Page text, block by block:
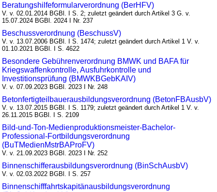
Beratungshilfeformularverordnung (BerHFV)
V. v. 02.01.2014 BGBl. I S. 2; zuletzt geändert durch Artikel 3 G. v.
15.07.2024 BGBl. 2024 I Nr. 237
Beschussverordnung (BeschussV)
V. v. 13.07.2006 BGBl. I S. 1474; zuletzt geändert durch Artikel 1 V. v.
01.10.2021 BGBl. I S. 4622
Besondere Gebührenverordnung BMWK und BAFA für
Kriegswaffenkontrolle, Ausfuhrkontrolle und
Investitionsprüfung (BMWKBGebKAIV)
V. v. 07.09.2023 BGBl. 2023 I Nr. 248
Betonfertigteilbauerausbildungsverordnung (BetonFBAusbV)
V. v. 13.07.2015 BGBl. I S. 1179; zuletzt geändert durch Artikel 1 V. v.
26.11.2015 BGBl. I S. 2109
Bild-und-Ton-Medienproduktionsmeister-Bachelor-
Professional-Fortbildungsverordnung
(BuTMedienMstrBAProFV)
V. v. 21.09.2023 BGBl. 2023 I Nr. 252
Binnenschifferausbildungsverordnung (BinSchAusbV)
V. v. 02.03.2022 BGBl. I S. 257
Binnenschifffahrtskapitänausbildungsverordnung